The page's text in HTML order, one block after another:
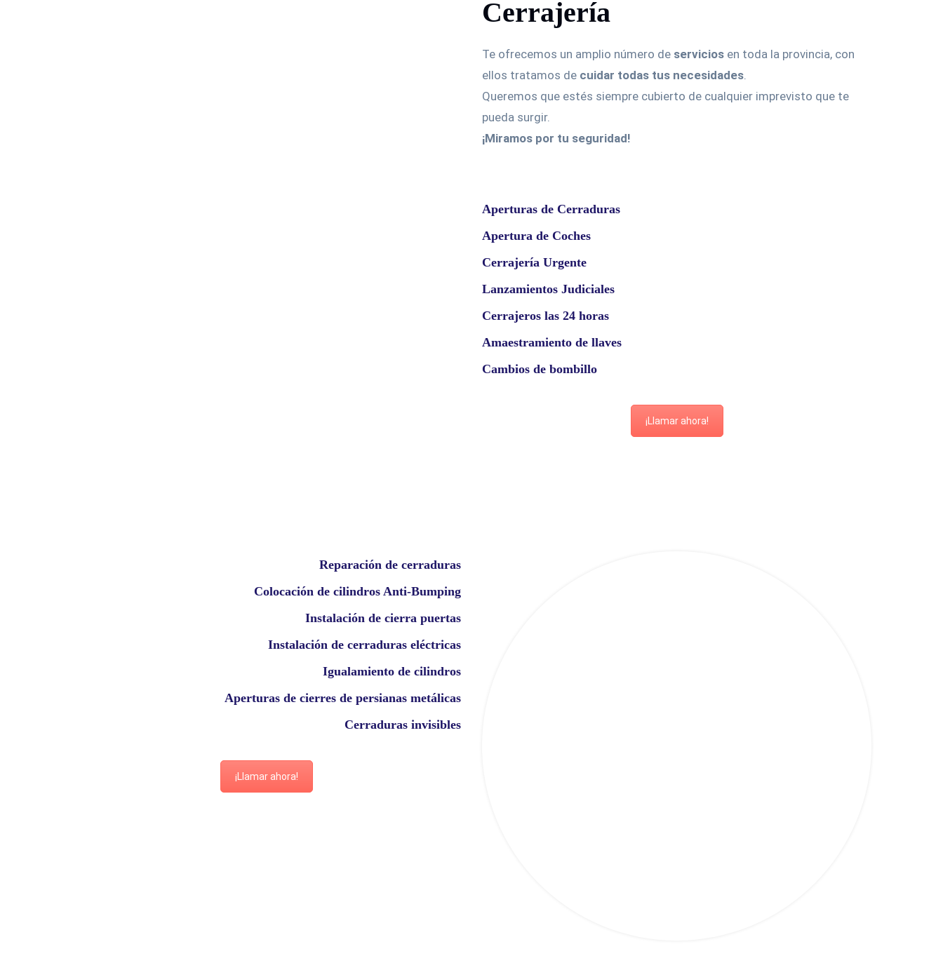
Cerrajería
Te ofrecemos un amplio número de servicios en toda la provincia, con
ellos tratamos de cuidar todas tus necesidades
Queremos que estés siempre cubierto de cualquier imprevisto que te
pueda surgir.
¡Miramos por tu seguridad!
Aperturas de Cerraduras
Apertura de Coches
Cerrajería Urgente
Lanzamientos Judiciales
Cerrajeros las 24 horas
Amaestramiento de llaves
Cambios de bombillo
¡Llamar ahora!
Reparación de cerraduras
Colocación de cilindros Anti-Bumping
Instalación de cierra puertas
Instalación de cerraduras eléctricas
Igualamiento de cilindros
Aperturas de cierres de persianas metálicas
Cerraduras invisibles
¡Llamar ahora!